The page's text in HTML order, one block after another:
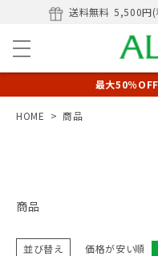
送料無料 5,500円(
最大50％OFF
HOME 商品
商品
並び替え 価格が安い順